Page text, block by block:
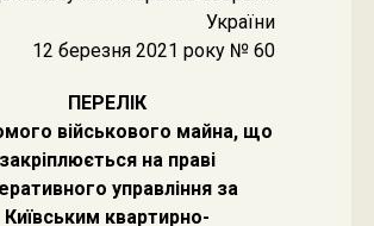
України
12 березня 2021 року № 60
ПЕРЕЛІК
військового майна, що
закріплюється на праві
управління за
Київським квартирно-